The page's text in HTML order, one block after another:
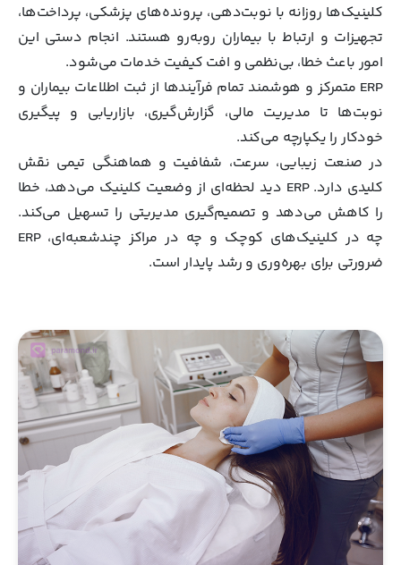
کلینیک‌ها روزانه با نوبت‌دهی، پرونده‌های پزشکی، پرداخت‌ها،
تجهیزات و ارتباط با بیماران روبه‌رو هستند. انجام دستی این
امور باعث خطا، بی‌نظمی و افت کیفیت خدمات می‌شود.
ERP متمرکز و هوشمند تمام فرآیندها از ثبت اطلاعات بیماران و
نوبت‌ها تا مدیریت مالی، گزارش‌گیری، بازاریابی و پیگیری
خودکار را یکپارچه می‌کند.
در صنعت زیبایی، سرعت، شفافیت و هماهنگی تیمی نقش
کلیدی دارد. ERP دید لحظه‌ای از وضعیت کلینیک می‌دهد، خطا
را کاهش می‌دهد و تصمیم‌گیری مدیریتی را تسهیل می‌کند.
چه در کلینیک‌های کوچک و چه در مراکز چندشعبه‌ای، ERP
ضرورتی برای بهره‌وری و رشد پایدار است.